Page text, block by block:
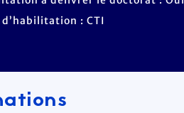
: CTI